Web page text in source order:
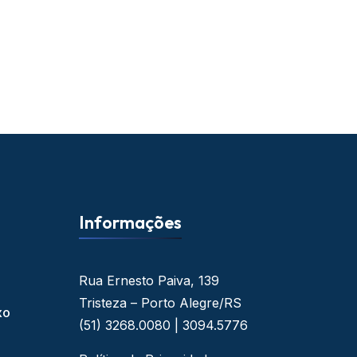
Informações
Rua Ernesto Paiva, 139
Tristeza – Porto Alegre/RS
(51) 3268.0080 | 3094.5776